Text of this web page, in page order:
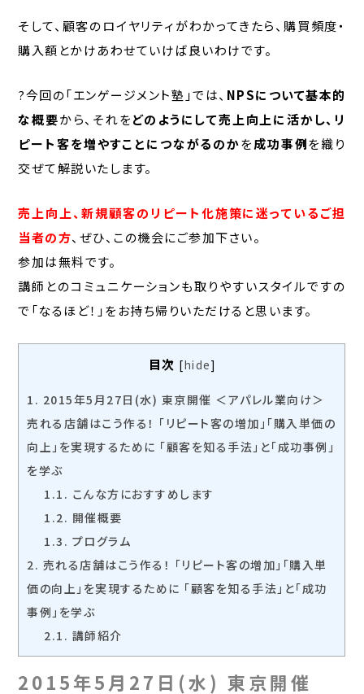
そして、顧客のロイヤリティがわかってきたら、購買頻度・
購入額とかけあわせていけば良いわけです。
?今回の「エンゲージメント塾」では、 NPSについて基本的
な概要から、それをどのようにして売上向上に活かし、リ
ピート客を増やすことにつながるのかを成功事例を織り
交ぜて解説いたします。
売上向上、新規顧客のリピート化施策に迷っているご担
当者の方、ぜひ、この機会にご参加下さい。
参加は無料です。
講師とのコミュニケーションも取りやすいスタイルですの
で「なるほど！」をお持ち帰りいただけると思います。
目次 [hide]
1. 2015年5月27日(水) 東京開催 ＜アパレル業向け＞
売れる店舗はこう作る！ 「リピート客の増加」「購入単価の
向上」を実現するために 「顧客を知る手法」と「成功事例」
を学ぶ
1.1. こんな方におすすめします
1.2. 開催概要
1.3. プログラム
2. 売れる店舗はこう作る！ 「リピート客の増加」「購入単
価の向上」を実現するために 「顧客を知る手法」と「成功
事例」を学ぶ
2.1. 講師紹介
2015年5月27日(水) 東京開催